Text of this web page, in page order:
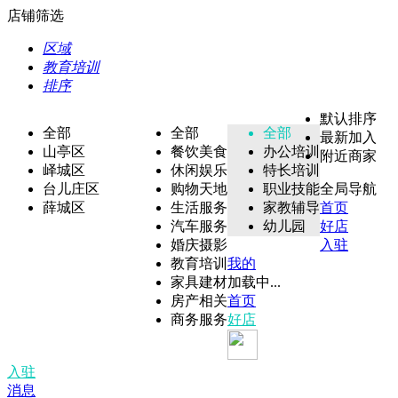
店铺筛选
区域
教育培训
排序
全部
山亭区
峄城区
台儿庄区
薛城区
全部
餐饮美食
休闲娱乐
购物天地
生活服务
汽车服务
婚庆摄影
教育培训
家具建材
房产相关
商务服务
全部
办公培训
特长培训
职业技能
家教辅导
幼儿园
默认排序
最新加入
附近商家
全局导航
首页
好店
入驻
我的
加载中...
首页
好店
入驻
消息